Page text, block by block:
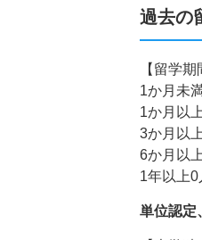
過去の
【留学
1か月未
1か月以
3か月以
6か月以
1年以上0
単位認定